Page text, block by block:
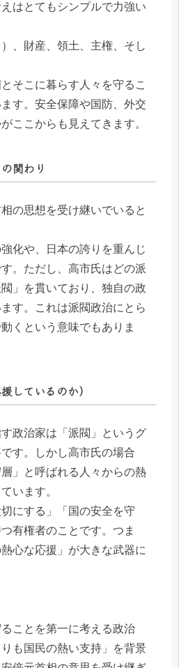
はとてもシンプルで力強い
、財産、領土、主権、そし
そこに暮らす人々を守るこ
す。安全保障や国防、外交
ここからも見えてきます。
関わり
の思想を受け継いでいると
化や、日本の誇りを重んじ
。ただし、高市氏はどの派
」を貫いており、独自の政
す。これは派閥政治にとら
くという意味でもありま
しているのか）
政治家は「派閥」というグ
す。しかし高市氏の場合
」と呼ばれる人々からの熱
います。
にする」「国の安全を守
有権者のことです。つま
心な応援」が大きな武器に
ことを第一に考える政治
も国民の熱い支持」を背景